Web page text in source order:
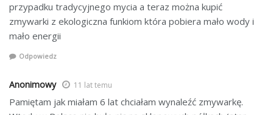
przypadku tradycyjnego mycia a teraz można kupić
zmywarki z ekologiczna funkiom która pobiera mało wody i
mało energii
Odpowiedz
Anonimowy 11 lat temu
Pamiętam jak miałam 6 lat chciałam wynaleźć zmywarkę.